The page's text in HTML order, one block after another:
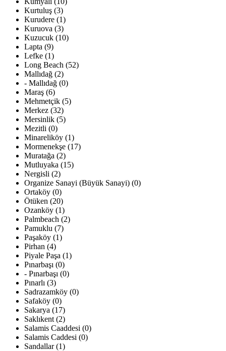
Kurtuluş (3)
Kurudere (1)
Kuruova (3)
Kuzucuk (10)
Lapta (9)
Lefke (1)
Long Beach (52)
Mallıdağ (2)
- Mallıdağ (0)
Maraş (6)
Mehmetçik (5)
Merkez (32)
Mersinlik (5)
Mezitli (0)
Minareliköy (1)
Mormenekşe (17)
Muratağa (2)
Mutluyaka (15)
Nergisli (2)
Organize Sanayi (Büyük Sanayi) (0)
Ortaköy (0)
Ötüken (20)
Ozanköy (1)
Palmbeach (2)
Pamuklu (7)
Paşaköy (1)
Pirhan (4)
Piyale Paşa (1)
Pınarbaşı (0)
- Pınarbaşı (0)
Pınarlı (3)
Sadrazamköy (0)
Safaköy (0)
Sakarya (17)
Saklıkent (2)
Salamis Caaddesi (0)
Salamis Caddesi (0)
Sandallar (1)